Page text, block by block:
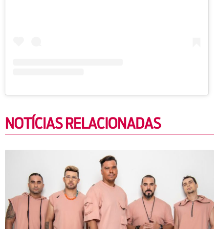
NOTÍCIAS RELACIONADAS